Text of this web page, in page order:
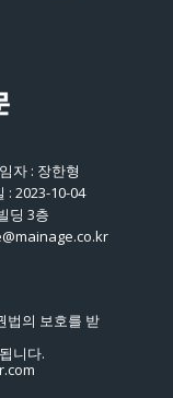
자 : 장한형
: 2023-10-04
딩 3층
법의 보호를 받
니다.